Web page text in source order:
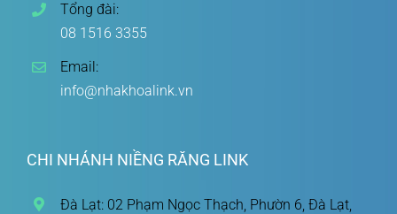
Tổng đài:
08 1516 3355
Email:
info@nhakhoalink.vn
CHI NHÁNH NIỀNG RĂNG LINK
Đà Lạt: 02 Phạm Ngọc Thạch, Phườn 6, Đà Lạt,